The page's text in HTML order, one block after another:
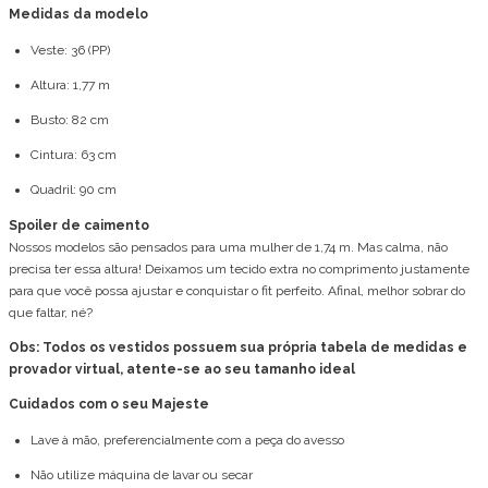
Medidas da modelo
Veste: 36 (PP)
Altura: 1,77 m
Busto: 82 cm
Cintura: 63 cm
Quadril: 90 cm
Spoiler de caimento
Nossos modelos são pensados para uma mulher de 1,74 m. Mas calma, não
precisa ter essa altura! Deixamos um tecido extra no comprimento justamente
para que você possa ajustar e conquistar o fit perfeito. Afinal, melhor sobrar do
que faltar, né?
Obs: Todos os vestidos possuem sua própria tabela de medidas e
provador virtual, atente-se ao seu tamanho ideal
Cuidados com o seu Majeste
Lave à mão, preferencialmente com a peça do avesso
Não utilize máquina de lavar ou secar